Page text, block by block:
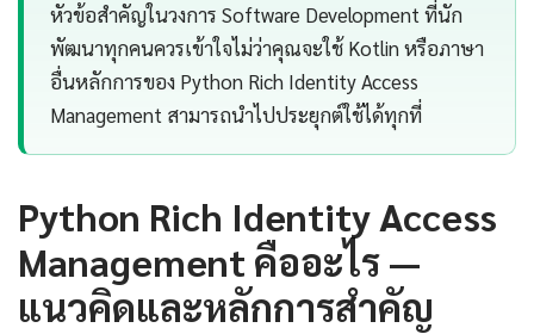
หัวข้อสำคัญในวงการ Software Development ที่นัก
พัฒนาทุกคนควรเข้าใจไม่ว่าคุณจะใช้ Kotlin หรือภาษา
อื่นหลักการของ Python Rich Identity Access
Management สามารถนำไปประยุกต์ใช้ได้ทุกที่
Python Rich Identity Access
Management คืออะไร —
แนวคิดและหลักการสำคัญ